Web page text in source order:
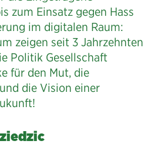
zum Einsatz gegen Hass
im digitalen Raum:
zeigen seit 3 Jahrzehnten
Politik Gesellschaft
für den Mut, die
die Vision einer